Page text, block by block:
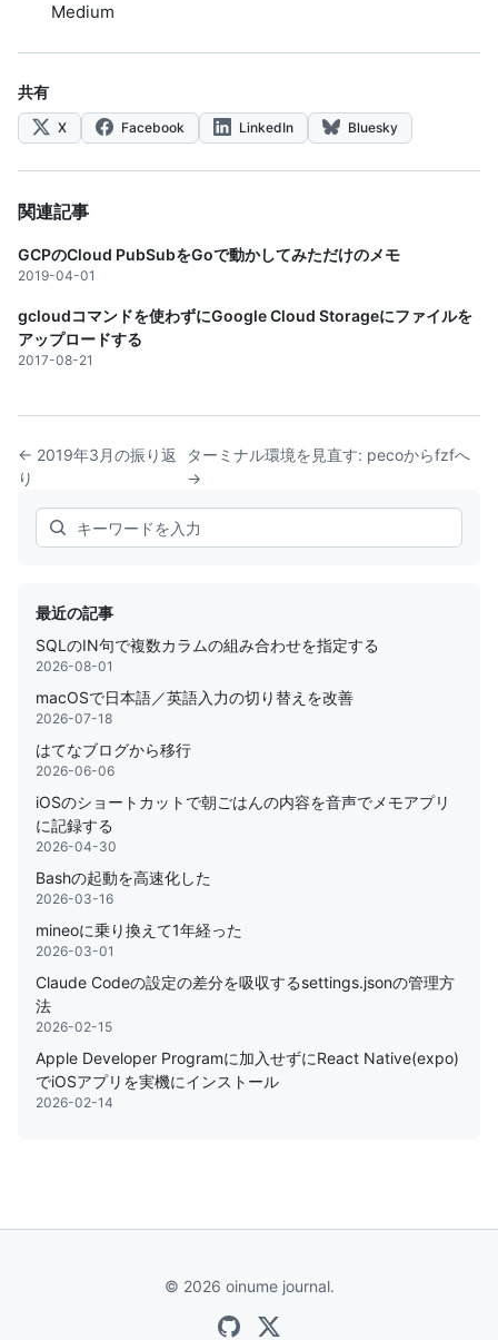
Medium
共有
X Facebook LinkedIn Bluesky
関連記事
GCPのCloud PubSubをGoで動かしてみただけのメモ
2019-04-01
gcloudコマンドを使わずにGoogle Cloud Storageにファイルを
アップロードする
2017-08-21
← 2019年3月の振り返
り
ターミナル環境を見直す: pecoからfzfへ
→
Search
最近の記事
SQLのIN句で複数カラムの組み合わせを指定する
2026-08-01
macOSで日本語／英語入力の切り替えを改善
2026-07-18
はてなブログから移行
2026-06-06
iOSのショートカットで朝ごはんの内容を音声でメモアプリ
に記録する
2026-04-30
Bashの起動を高速化した
2026-03-16
mineoに乗り換えて1年経った
2026-03-01
Claude Codeの設定の差分を吸収するsettings.jsonの管理方
法
2026-02-15
Apple Developer Programに加入せずにReact Native(expo)
でiOSアプリを実機にインストール
2026-02-14
© 2026 oinume journal.